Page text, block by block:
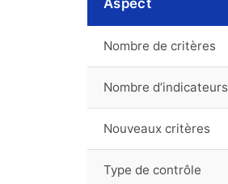
Nombre de critères
Nombre d’indicateurs
Nouveaux critères
Type de contrôle